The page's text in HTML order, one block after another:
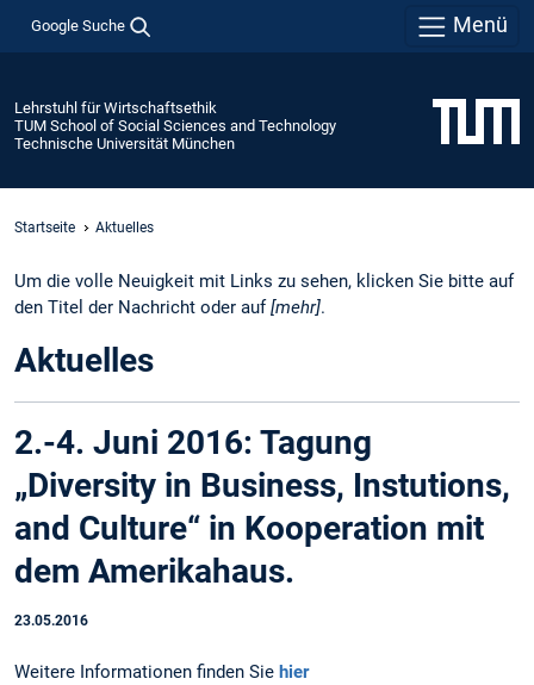
Google Suche Menü
Lehrstuhl für Wirtschaftsethik
TUM School of Social Sciences and Technology
Technische Universität München
Startseite Aktuelles
Um die volle Neuigkeit mit Links zu sehen, klicken Sie bitte auf
den Titel der Nachricht oder auf [mehr].
Aktuelles
2.-4. Juni 2016: Tagung
„Diversity in Business, Instutions,
and Culture“ in Kooperation mit
dem Amerikahaus.
23.05.2016
Weitere Informationen finden Sie hier